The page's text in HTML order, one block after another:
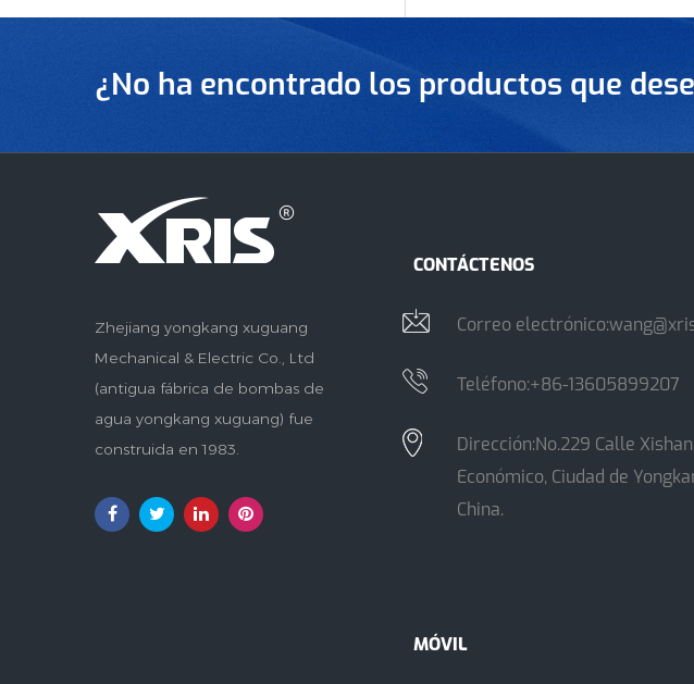
¿No ha encontrado los productos que
Zhejiang yongkang xuguang
Mechanical & Electric Co., Ltd
(antigua fábrica de bombas de
agua yongkang xuguang) fue
construida en 1983.
CONTÁCTENOS
Correo electrónico:
Teléfono:+86-13605899207
Dirección:No.229 Calle
Económico, Ciudad de
China.
MÓVIL